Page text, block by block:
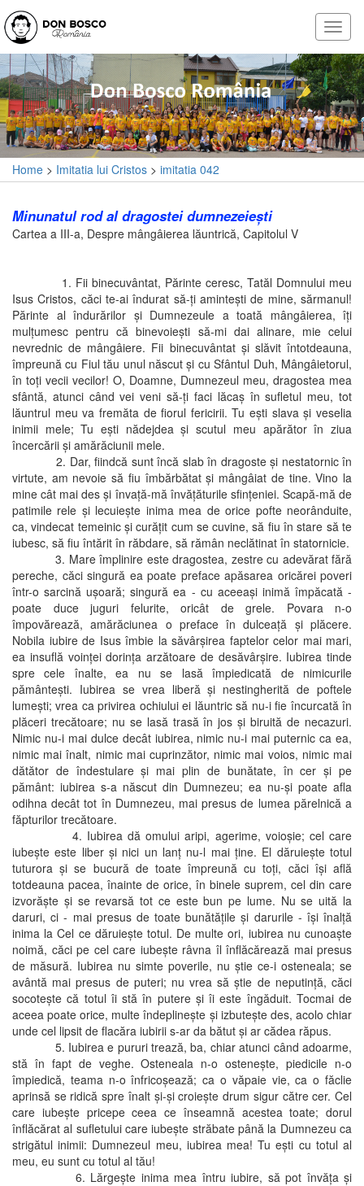
Home > Imitatia lui Cristos > imitatia 042
Minunatul rod al dragostei dumnezeieşti
Cartea a III-a, Despre mângâierea lăuntrică, Capitolul V
1. Fii binecuvântat, Părinte ceresc, Tatăl Domnului meu
Isus Cristos, căci te-ai îndurat să-ţi aminteşti de mine, sărmanul!
Părinte al îndurărilor şi Dumnezeule a toată mângâierea, îţi
mulţumesc pentru că binevoieşti să-mi dai alinare, mie celui
nevrednic de mângâiere. Fii binecuvântat şi slăvit întotdeauna,
împreună cu Fiul tău unul născut şi cu Sfântul Duh, Mângâietorul,
în toţi vecii vecilor! O, Doamne, Dumnezeul meu, dragostea mea
sfântă, atunci când vei veni să-ţi faci lăcaş în sufletul meu, tot
lăuntrul meu va fremăta de fiorul fericirii. Tu eşti slava şi veselia
inimii mele; Tu eşti nădejdea şi scutul meu apărător în ziua
încercării şi amărăciunii mele.
2. Dar, fiindcă sunt încă slab în dragoste şi nestatornic în
virtute, am nevoie să fiu îmbărbătat şi mângâiat de tine. Vino la
mine cât mai des şi învaţă-mă învăţăturile sfinţeniei. Scapă-mă de
patimile rele şi lecuieşte inima mea de orice pofte neorânduite,
ca, vindecat temeinic şi curăţit cum se cuvine, să fiu în stare să te
iubesc, să fiu întărit în răbdare, să rămân neclătinat în statornicie.
3. Mare împlinire este dragostea, zestre cu adevărat fără
pereche, căci singură ea poate preface apăsarea oricărei poveri
într-o sarcină uşoară; singură ea - cu aceeaşi inimă împăcată -
poate duce juguri felurite, oricât de grele. Povara n-o
împovărează, amărăciunea o preface în dulceaţă şi plăcere.
Nobila iubire de Isus îmbie la săvârşirea faptelor celor mai mari,
ea insuflă voinţei dorinţa arzătoare de desăvârşire. Iubirea tinde
spre cele înalte, ea nu se lasă împiedicată de nimicurile
pământeşti. Iubirea se vrea liberă şi nestingherită de poftele
lumeşti; vrea ca privirea ochiului ei lăuntric să nu-i fie încurcată în
plăceri trecătoare; nu se lasă trasă în jos şi biruită de necazuri.
Nimic nu-i mai dulce decât iubirea, nimic nu-i mai puternic ca ea,
nimic mai înalt, nimic mai cuprinzător, nimic mai voios, nimic mai
dătător de îndestulare şi mai plin de bunătate, în cer şi pe
pământ: iubirea s-a născut din Dumnezeu; ea nu-şi poate afla
odihna decât tot în Dumnezeu, mai presus de lumea părelnică a
făpturilor trecătoare.
4. Iubirea dă omului aripi, agerime, voioşie; cel care
iubeşte este liber şi nici un lanţ nu-l mai ţine. El dăruieşte totul
tuturora şi se bucură de toate împreună cu toţi, căci îşi află
totdeauna pacea, înainte de orice, în binele suprem, cel din care
izvorăşte şi se revarsă tot ce este bun pe lume. Nu se uită la
daruri, ci - mai presus de toate bunătăţile şi darurile - îşi înalţă
inima la Cel ce dăruieşte totul. De multe ori, iubirea nu cunoaşte
noimă, căci pe cel care iubeşte râvna îl înflăcărează mai presus
de măsură. Iubirea nu simte poverile, nu ştie ce-i osteneala; se
avântă mai presus de puteri; nu vrea să ştie de neputinţă, căci
socoteşte că totul îi stă în putere şi îi este îngăduit. Tocmai de
aceea poate orice, multe îndeplineşte şi izbuteşte des, acolo chiar
unde cel lipsit de flacăra iubirii s-ar da bătut şi ar cădea răpus.
5. Iubirea e pururi trează, ba, chiar atunci când adoarme,
stă în fapt de veghe. Osteneala n-o osteneşte, piedicile n-o
împiedică, teama n-o înfricoşează; ca o văpaie vie, ca o făclie
aprinsă se ridică spre înalt şi-şi croieşte drum sigur către cer. Cel
care iubeşte pricepe ceea ce înseamnă acestea toate; dorul
înflăcărat al sufletului care iubeşte străbate până la Dumnezeu ca
strigătul inimii: Dumnezeul meu, iubirea mea! Tu eşti cu totul al
meu, eu sunt cu totul al tău!
6. Lărgeşte inima mea întru iubire, să pot învăţa şi